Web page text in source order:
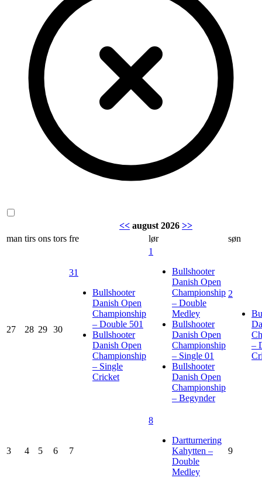
<< august 2026 >>
man tirs ons tors fre lør søn
27 28 29 30
31
Bullshooter
Danish Open
Championship
– Double 501
Bullshooter
Danish Open
Championship
– Single
Cricket
1
Bullshooter
Danish Open
Championship
– Double
Medley
Bullshooter
Danish Open
Championship
– Single 01
Bullshooter
Danish Open
Championship
– Begynder
2
–
3 4 5 6 7
8
Dartturnering
Kahytten –
Double
Medley
9